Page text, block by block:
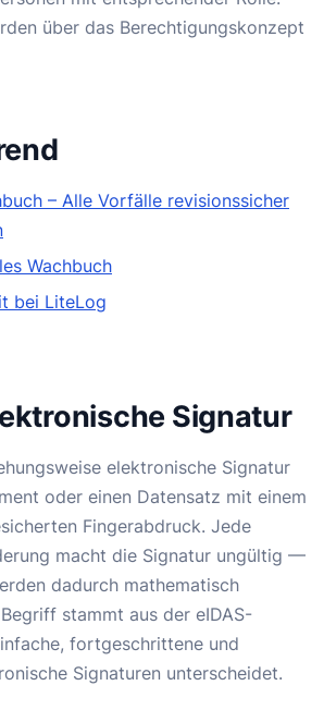
über das Berechtigungskonzept
– Alle Vorfälle revisionssicher
Wachbuch
bei LiteLog
Signatur
elektronische Signatur
oder einen Datensatz mit einem
Fingerabdruck. Jede
macht die Signatur ungültig —
dadurch mathematisch
stammt aus der eIDAS-
fortgeschrittene und
Signaturen unterscheidet.